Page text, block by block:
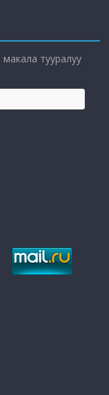
макала тууралуу